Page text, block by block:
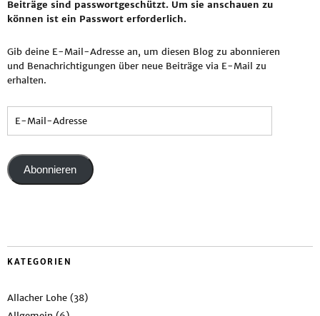
Beiträge sind passwortgeschützt. Um sie anschauen zu
können ist ein Passwort erforderlich.
Gib deine E-Mail-Adresse an, um diesen Blog zu abonnieren
und Benachrichtigungen über neue Beiträge via E-Mail zu
erhalten.
Abonnieren
KATEGORIEN
Allacher Lohe (38)